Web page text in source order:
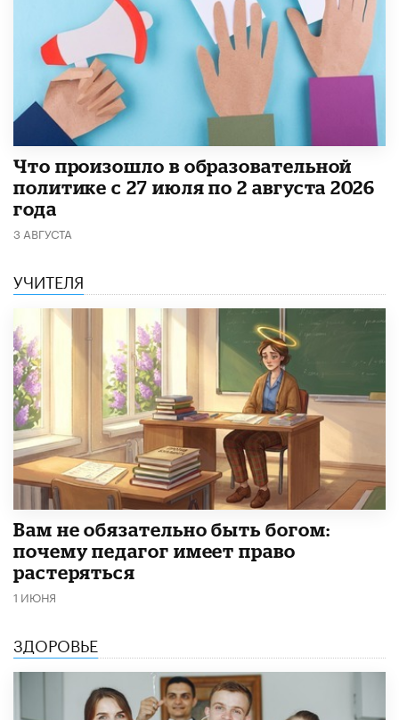
​Что произошло в образовательной
политике с 27 июля по 2 августа 2026
года
3 АВГУСТА
УЧИТЕЛЯ
​Вам не обязательно быть богом:
почему педагог имеет право
растеряться
1 ИЮНЯ
ЗДОРОВЬЕ